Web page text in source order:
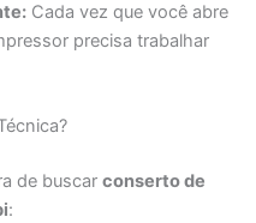
Cada vez que você abre
precisa trabalhar
de buscarconserto de
: